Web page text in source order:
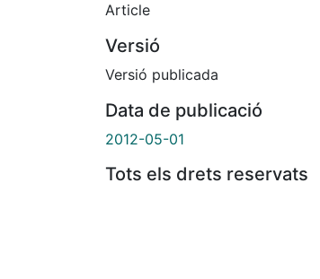
Article
Versió
Versió publicada
Data de publicació
2012-05-01
Tots els drets reservats